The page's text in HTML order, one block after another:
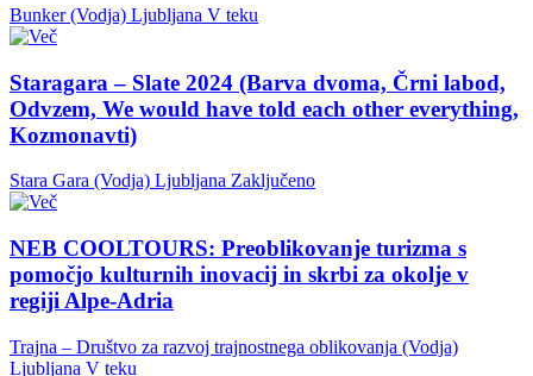
Bunker (Vodja) Ljubljana V teku
Staragara – Slate 2024 (Barva dvoma, Črni labod,
Odvzem, We would have told each other everything,
Kozmonavti)
Stara Gara (Vodja) Ljubljana Zaključeno
NEB COOLTOURS: Preoblikovanje turizma s
pomočjo kulturnih inovacij in skrbi za okolje v
regiji Alpe-Adria
Trajna – Društvo za razvoj trajnostnega oblikovanja (Vodja)
Ljubljana V teku